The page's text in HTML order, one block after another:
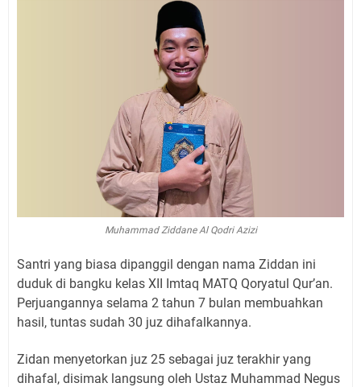
Muhammad Ziddane Al Qodri Azizi
Santri yang biasa dipanggil dengan nama Ziddan ini
duduk di bangku kelas XII Imtaq MATQ Qoryatul Qur’an.
Perjuangannya selama 2 tahun 7 bulan membuahkan
hasil, tuntas sudah 30 juz dihafalkannya.
Zidan menyetorkan juz 25 sebagai juz terakhir yang
dihafal, disimak langsung oleh Ustaz Muhammad Negus